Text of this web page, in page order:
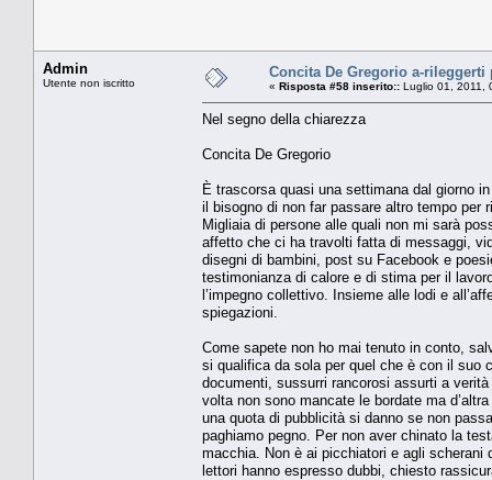
Admin
Utente non iscritto
Concita De Gregorio a-rileggerti
« Risposta #58 inserito:: Luglio 01, 2011,
Nel segno della chiarezza
Concita De Gregorio
È trascorsa quasi una settimana dal giorno
il bisogno di non far passare altro tempo per
Migliaia di persone alle quali non mi sarà
affetto che ci ha travolti fatta di messaggi,
disegni di bambini, post su Facebook e
testimonianza di calore e di stima per il
l’impegno collettivo. Insieme alle lodi e
spiegazioni.
Come sapete non ho mai tenuto in conto,
si qualifica da sola per quel che è con il suo
documenti, sussurri rancorosi assurti a
volta non sono mancate le bordate ma
una quota di pubblicità si danno se non
paghiamo pegno. Per non aver chinato la
macchia. Non è ai picchiatori e agli scherani
lettori hanno espresso dubbi, chiesto